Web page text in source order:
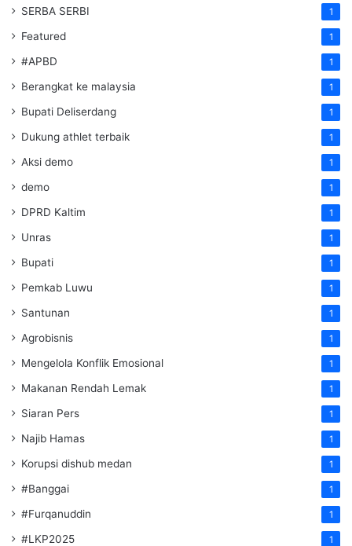
SERBA SERBI 1
Featured 1
#APBD 1
Berangkat ke malaysia 1
Bupati Deliserdang 1
Dukung athlet terbaik 1
Aksi demo 1
demo 1
DPRD Kaltim 1
Unras 1
Bupati 1
Pemkab Luwu 1
Santunan 1
Agrobisnis 1
Mengelola Konflik Emosional 1
Makanan Rendah Lemak 1
Siaran Pers 1
Najib Hamas 1
Korupsi dishub medan 1
#Banggai 1
#Furqanuddin 1
#LKP2025 1